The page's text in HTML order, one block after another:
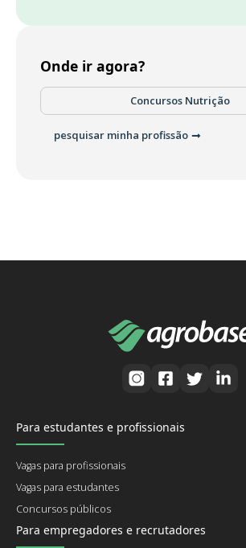
Onde ir agora?
Concursos Nutrição
pesquisar minha profissão
Para estudantes e profissionais
Vagas para profissionais
Vagas para estudantes
Concursos públicos
Para empregadores e recrutadores